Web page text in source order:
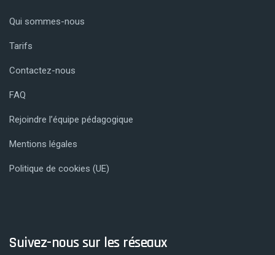
Qui sommes-nous
Tarifs
Contactez-nous
FAQ
Rejoindre l’équipe pédagogique
Mentions légales
Politique de cookies (UE)
Suivez-nous sur les réseaux